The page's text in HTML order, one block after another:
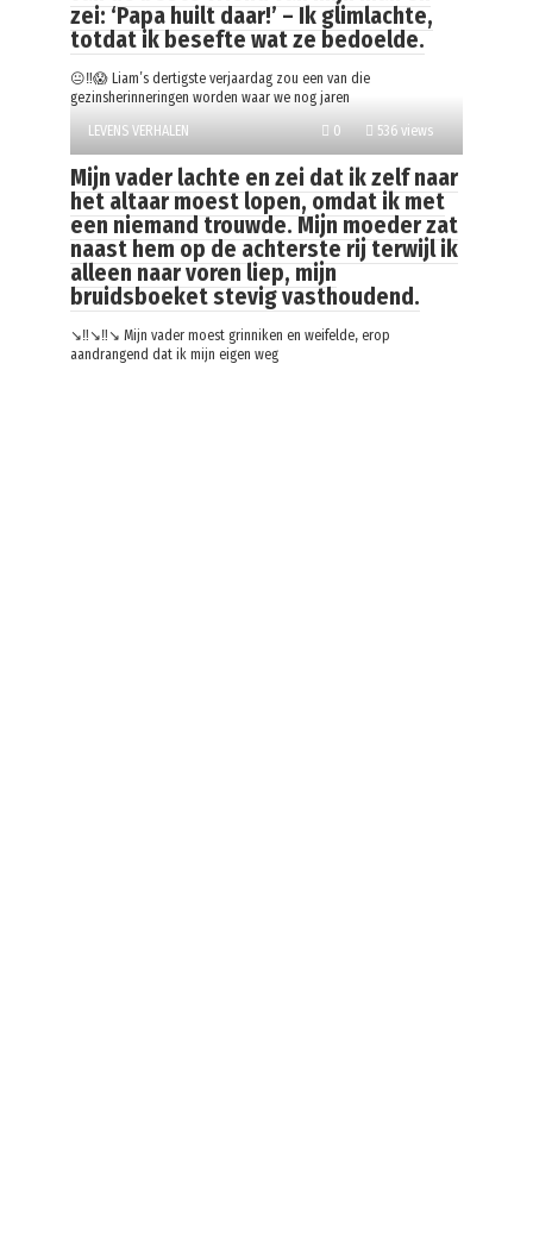
zei: ‘Papa huilt daar!’ – Ik glimlachte,
totdat ik besefte wat ze bedoelde.
😐‼️😱 Liam’s dertigste verjaardag zou een van die
gezinsherinneringen worden waar we nog jaren
LEVENS VERHALEN
0 536 views
Mijn vader lachte en zei dat ik zelf naar
het altaar moest lopen, omdat ik met
een niemand trouwde. Mijn moeder zat
naast hem op de achterste rij terwijl ik
alleen naar voren liep, mijn
bruidsboeket stevig vasthoudend.
↘️‼️↘️‼️↘️ Mijn vader moest grinniken en weifelde, erop
aandrangend dat ik mijn eigen weg